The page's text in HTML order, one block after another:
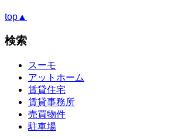
top▲
検索
スーモ
アットホーム
賃貸住宅
賃貸事務所
売買物件
駐車場